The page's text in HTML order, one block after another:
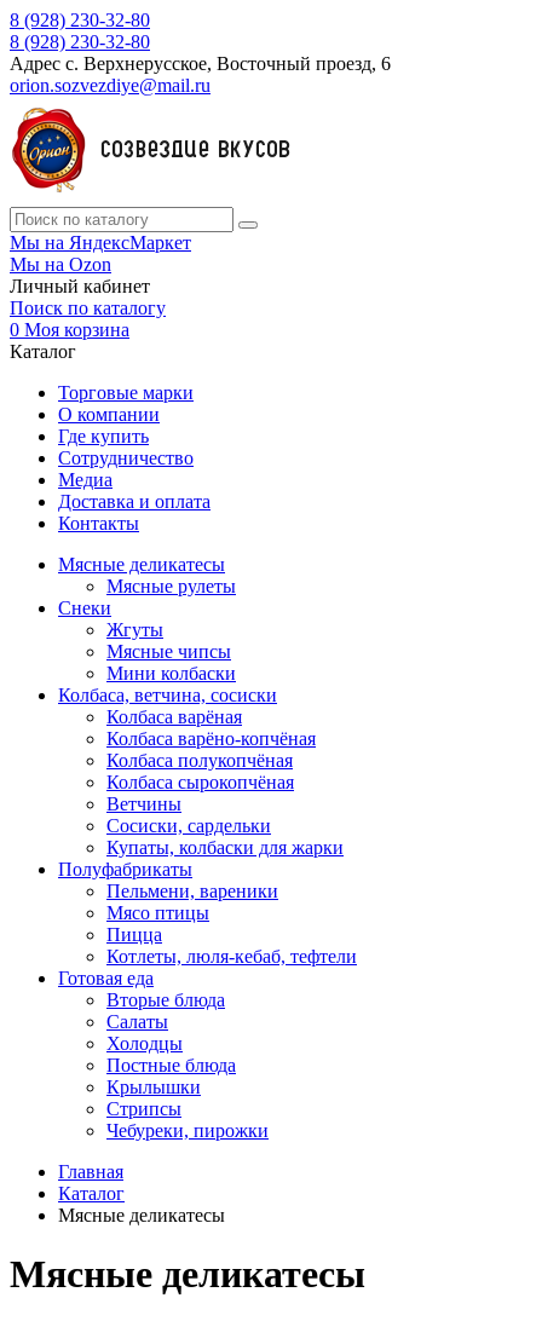
8 (928) 230-32-80
8 (928) 230-32-80
Адрес с. Верхнерусское, Восточный проезд, 6
orion.sozvezdiye@mail.ru
Мы на ЯндексМаркет
Мы на Ozon
Личный кабинет
Поиск по каталогу
0 Моя корзина
Каталог
Торговые марки
О компании
Где купить
Сотрудничество
Медиа
Доставка и оплата
Контакты
Мясные деликатесы
Мясные рулеты
Снеки
Жгуты
Мясные чипсы
Мини колбаски
Колбаса, ветчина, сосиски
Колбаса варёная
Колбаса варёно-копчёная
Колбаса полукопчёная
Колбаса сырокопчёная
Ветчины
Сосиски, сардельки
Купаты, колбаски для жарки
Полуфабрикаты
Пельмени, вареники
Мясо птицы
Пицца
Котлеты, люля-кебаб, тефтели
Готовая еда
Вторые блюда
Салаты
Холодцы
Постные блюда
Крылышки
Стрипсы
Чебуреки, пирожки
Главная
Каталог
Мясные деликатесы
Мясные деликатесы